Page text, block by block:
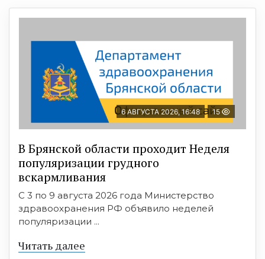
6 АВГУСТА 2026, 16:48 15
В Брянской области проходит Неделя
популяризации грудного
вскармливания
С 3 по 9 августа 2026 года Министерство
здравоохранения РФ объявило неделей
популяризации ...
Читать далее